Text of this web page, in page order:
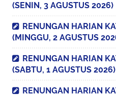
(SENIN, 3 AGUSTUS 2026)
RENUNGAN HARIAN
(MINGGU, 2 AGUSTUS
RENUNGAN HARIAN
(SABTU, 1 AGUSTUS 2026)
RENUNGAN HARIAN